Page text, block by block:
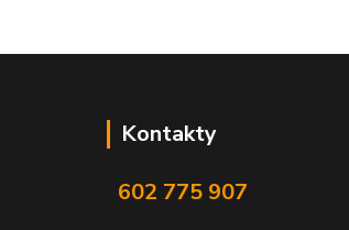
Kontakty
602 775 907